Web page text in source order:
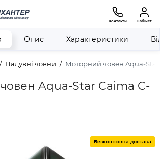
Контакти Кабінет
Надувні човни Моторний човен Aqua-Star
Aqua-Star Caima C-
Опис Характеристики
Безкоштовна достака